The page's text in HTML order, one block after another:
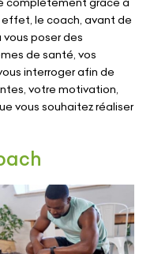
effet, le coach, avant de
poser des
de santé, vos
interroger afin de
votre motivation,
vous souhaitez réaliser